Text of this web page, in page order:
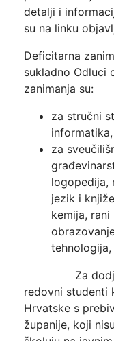
detalji i
su na linku
Deficitarna
sukladno Odluci
zanimanja su:
za stručni
za
logopedija,
jezik i
kemija,
Za dodjelu
redovni studenti
Hrvatske s
županije, koji